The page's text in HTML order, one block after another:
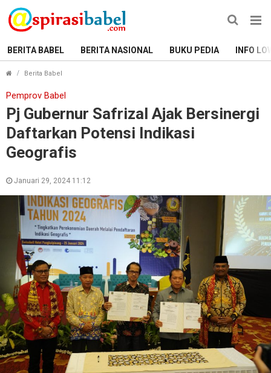
BERITA BABEL BERITA NASIONAL BUKU PEDIA INFO
Berita Babel
Pemprov Babel
Pj Gubernur Safrizal Ajak Bersinergi
Daftarkan Potensi Indikasi
Geografis
Januari 29, 2024 11:12